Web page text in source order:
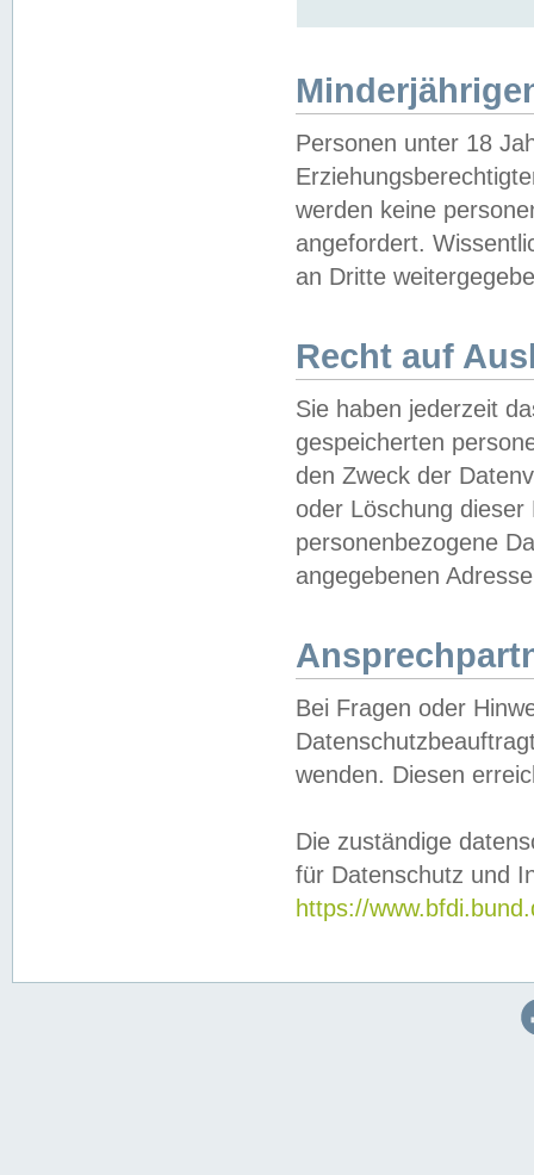
Personen unter 18
werden keine
angefordert.
an Dritte
Recht auf
Sie haben jederzeit
gespeicherten
den Zweck der
oder Löschung
personenbezogene
angegebenen
Bei Fragen oder
wenden. Diesen
Die zuständige
für Datenschutz und
https://